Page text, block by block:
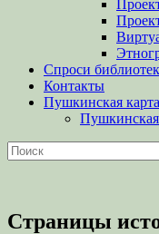
Спроси
Контакты
Пушкинская карта
Пушкинская
Поиск
Найти:
Страницы